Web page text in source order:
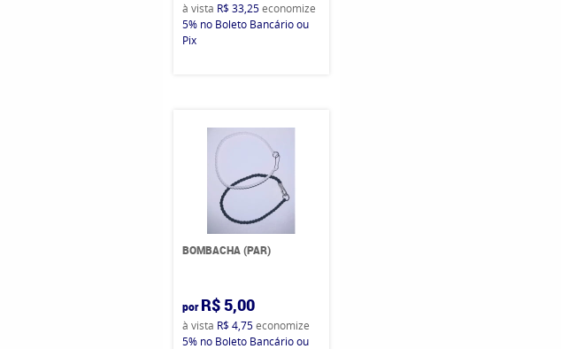
à vista R$ 33,25economize
5% no Boleto Bancário ou
Pix
BOMBACHA (PAR)
por R$ 5,00
à vista R$ 4,75economize
5% no Boleto Bancário ou